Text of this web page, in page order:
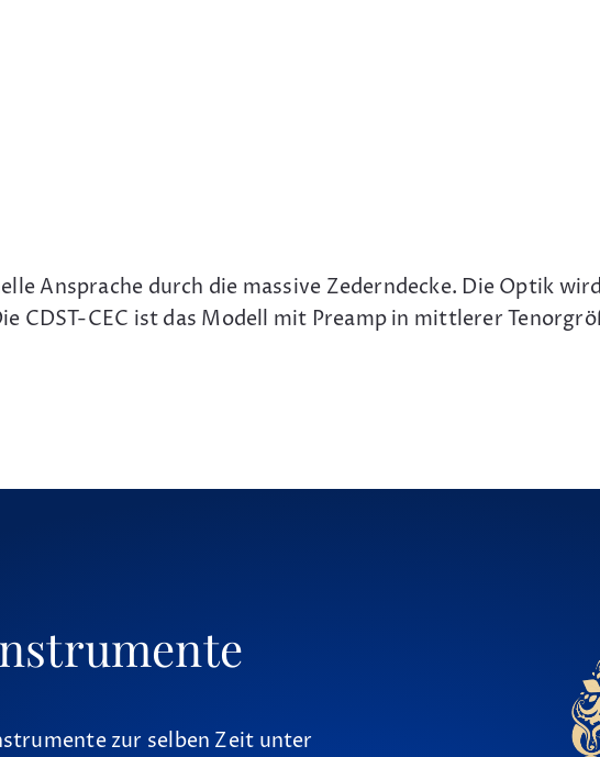
Ansprache durch die massive Zederndecke. Die Optik
CDST-CEC ist das Modell mit Preamp in mittlerer
zur selben Zeit unter